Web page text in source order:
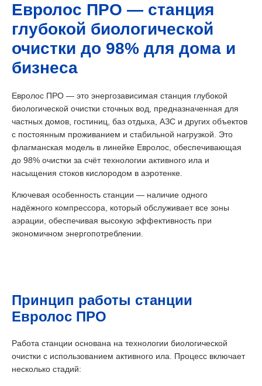
Евролос ПРО — станция
глубокой биологической
очистки до 98% для дома и
бизнеса
Евролос ПРО — это энергозависимая станция глубокой
биологической очистки сточных вод, предназначенная для
частных домов, гостиниц, баз отдыха, АЗС и других объектов
с постоянным проживанием и стабильной нагрузкой. Это
флагманская модель в линейке Евролос, обеспечивающая
до 98% очистки за счёт технологии активного ила и
насыщения стоков кислородом в аэротенке.
Ключевая особенность станции — наличие одного
надёжного компрессора, который обслуживает все зоны
аэрации, обеспечивая высокую эффективность при
экономичном энергопотреблении.
Принцип работы станции
Евролос ПРО
Работа станции основана на технологии биологической
очистки с использованием активного ила. Процесс включает
несколько стадий: